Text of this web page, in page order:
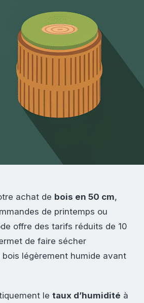
achat de bois en 50 cm,
de printemps ou
offre des tarifs réduits de 10
de faire sécher
légèrement humide avant
letaux d’humidité à